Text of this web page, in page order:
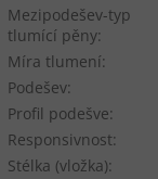
Mezipodešev-typ
tlumící pěny:
Míra tlumení:
Podešev:
Profil podešve:
Responsivnost:
Stélka (vložka):